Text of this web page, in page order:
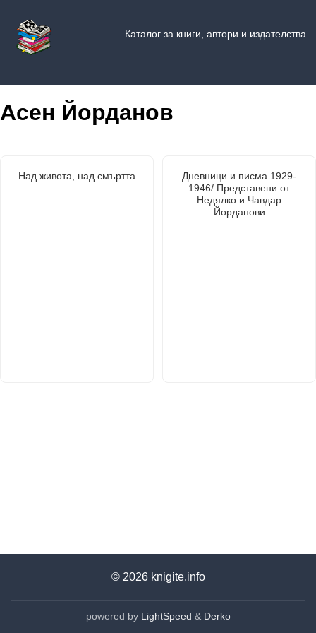
Каталог за книги, автори и издателства
Асен Йорданов
Над живота, над смъртта
Дневници и писма 1929-
1946/ Представени от
Недялко и Чавдар
Йорданови
© 2026 knigite.info
powered by LightSpeed & Derko